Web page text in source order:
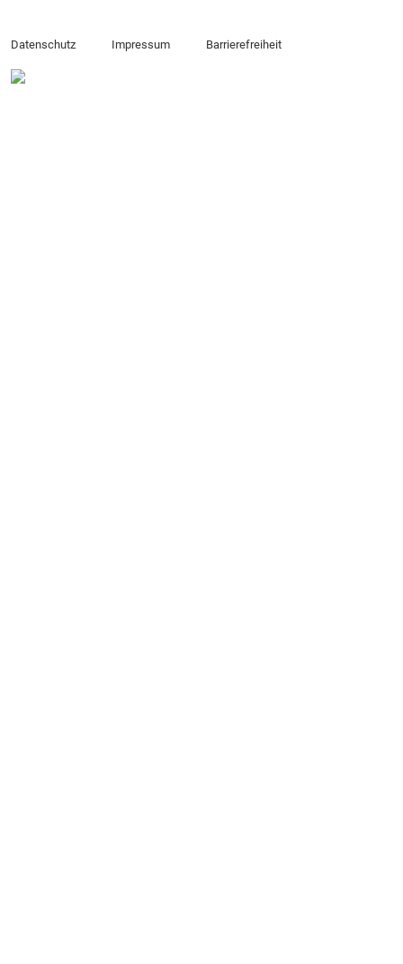
Datenschutz Impressum Barrierefreiheit